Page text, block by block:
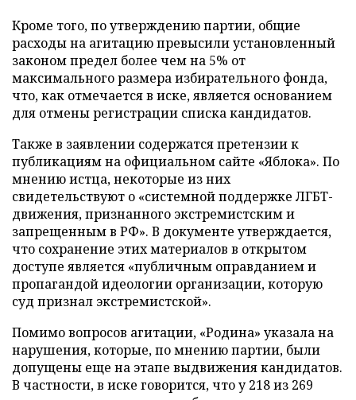
Кроме того, по утверждению партии, общие
расходы на агитацию превысили установленный
законом предел более чем на 5% от
максимального размера избирательного фонда,
что, как отмечается в иске, является основанием
для отмены регистрации списка кандидатов.
Также в заявлении содержатся претензии к
публикациям на официальном сайте «Яблока». По
мнению истца, некоторые из них
свидетельствуют о «системной поддержке ЛГБТ-
движения, признанного экстремистским и
запрещенным в РФ». В документе утверждается,
что сохранение этих материалов в открытом
доступе является «публичным оправданием и
пропагандой идеологии организации, которую
суд признал экстремистской».
Помимо вопросов агитации, «Родина» указала на
нарушения, которые, по мнению партии, были
допущены еще на этапе выдвижения кандидатов.
В частности, в иске говорится, что у 218 из 269